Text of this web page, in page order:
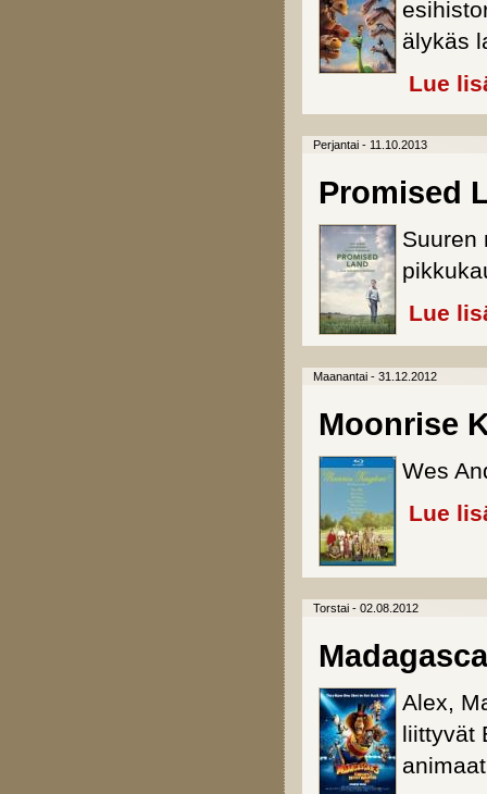
älykäs
Lue
Perjantai - 11.10.2013
Promised
Suuren
Lue
Maanantai - 31.12.2012
Moonrise
Wes
Lue
Torstai - 02.08.2012
Alex,
liittyvät